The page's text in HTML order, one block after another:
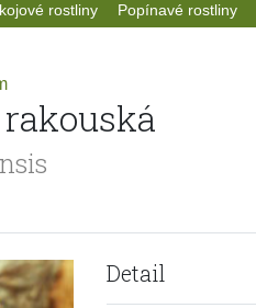
rostliny Popínavé rostliny
Detail